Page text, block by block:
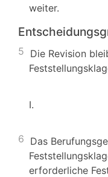
weiter.
5 Die Revision
I.
6 Das
erforderliche